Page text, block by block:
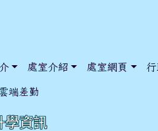
處室介紹 處室網頁
端差勤
學資訊